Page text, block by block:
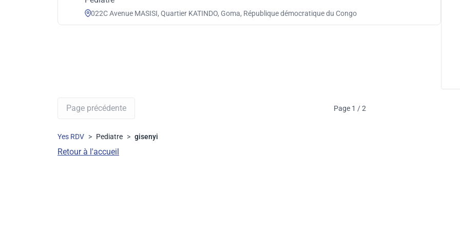
022C Avenue MASISI, Quartier KATINDO, Goma, République démocratique du Congo
Page précédente Page 1 / 2
Yes RDV > Pediatre > gisenyi
Retour à l'accueil